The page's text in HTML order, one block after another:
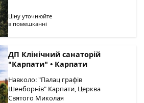
Ціну уточнюйте
в помешканні
ДП Клінічний санаторій
"Карпати" • Карпати
Навколо: "Палац графів
Шенборнів" Карпати, Церква
Святого Миколая